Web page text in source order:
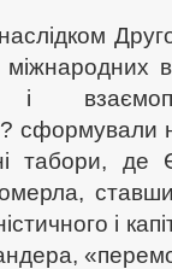
табори,
і